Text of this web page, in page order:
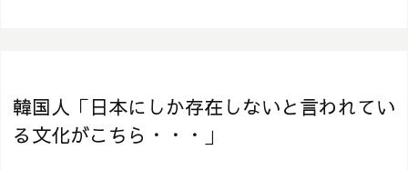
韓国人「日本にしか存在しないと言われてい
る文化がこちら・・・」